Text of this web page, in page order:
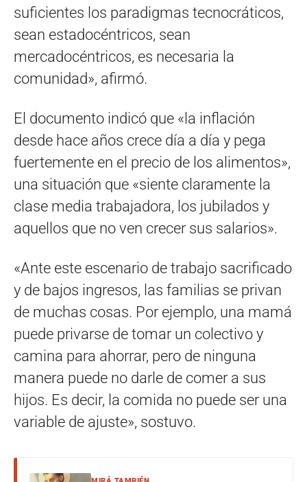
suficientes los paradigmas tecnocráticos,
sean estadocéntricos, sean
mercadocéntricos, es necesaria la
comunidad», afirmó.
El documento indicó que «la inflación
desde hace años crece día a día y pega
fuertemente en el precio de los alimentos»,
una situación que «siente claramente la
clase media trabajadora, los jubilados y
aquellos que no ven crecer sus salarios».
«Ante este escenario de trabajo sacrificado
y de bajos ingresos, las familias se privan
de muchas cosas. Por ejemplo, una mamá
puede privarse de tomar un colectivo y
camina para ahorrar, pero de ninguna
manera puede no darle de comer a sus
hijos. Es decir, la comida no puede ser una
variable de ajuste», sostuvo.